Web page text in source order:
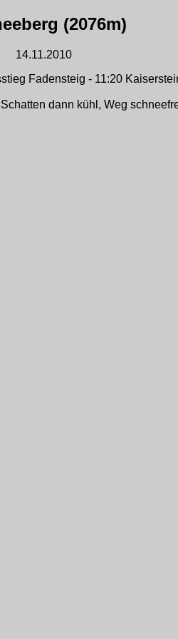
(2076m)
14.11.2010
Fadensteig - 11:20
dann kühl, Weg